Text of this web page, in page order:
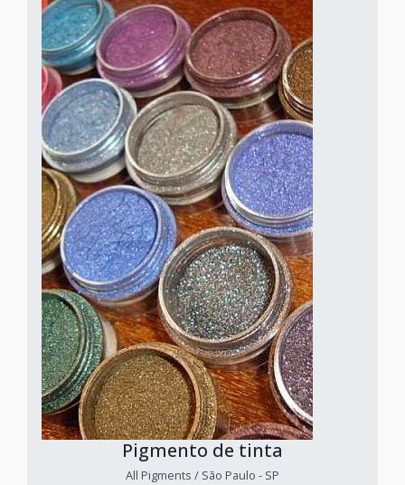
Pigmento de tinta
All Pigments / São Paulo - SP